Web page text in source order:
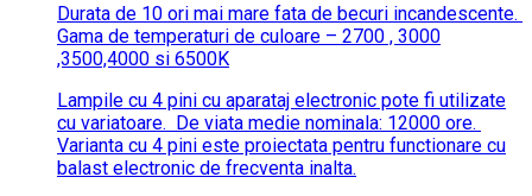
Durata de 10 ori mai mare fata de becuri incandescente.
Gama de temperaturi de culoare – 2700 , 3000
,3500,4000 si 6500K
Lampile cu 4 pini cu aparataj electronic pote fi utilizate
cu variatoare. De viata medie nominala: 12000 ore.
Varianta cu 4 pini este proiectata pentru functionare cu
balast electronic de frecventa inalta.